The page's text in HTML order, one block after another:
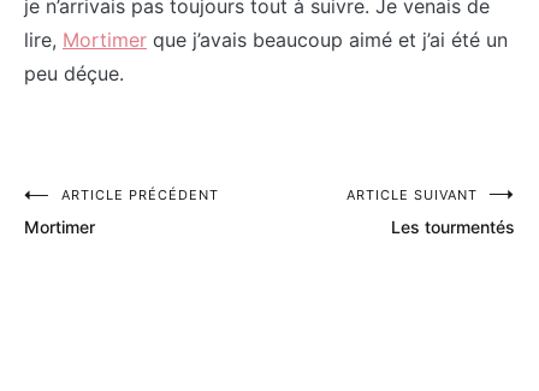
je n’arrivais pas toujours tout à suivre. Je venais de
lire, Mortimer que j’avais beaucoup aimé et j’ai été un
peu déçue.
Navigation
de
ARTICLE PRÉCÉDENT
Mortimer
ARTICLE SUIVANT
Les tourmentés